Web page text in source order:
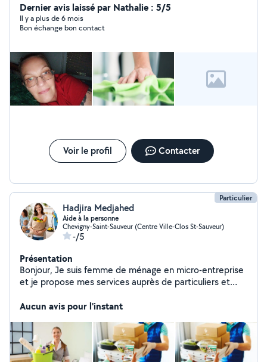
vous remercie par avance Cordialement Corinne
Dernier avis laissé par Nathalie : 5/5
Il y a plus de 6 mois
Bon échange bon contact
Voir le profil Contacter
Particulier
Hadjira Medjahed
Aide à la personne
Chevigny-Saint-Sauveur (Centre Ville-Clos St-Sauveur)
-/5
Présentation
Bonjour, Je suis femme de ménage en micro-entreprise
et je propose mes services auprès de particuliers et
ou ponctuel * nettoyage complet (cuisine, salle de bain,
* nettoyage de bureaux * entretien de commerces et
locaux * nettoyage de cabinets (médical, esthétique) *
entretien des parties communes * remise en état (fin
Aucun avis pour l'instant